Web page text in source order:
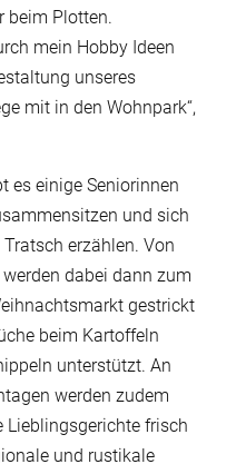
beim Plotten.
mein Hobby Ideen
unseres
mit in den Wohnpark“,
es einige Seniorinnen
und sich
erzählen. Von
dabei dann zum
gestrickt
beim Kartoffeln
unterstützt. An
werden zudem
Lieblingsgerichte frisch
und rustikale